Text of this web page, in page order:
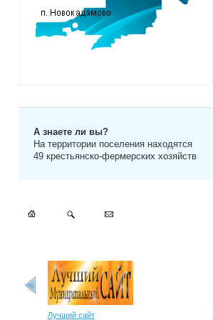
А знаете ли вы?
На территории поселения находятся
49 крестьянско-фермерских хозяйств
Лучший сайт